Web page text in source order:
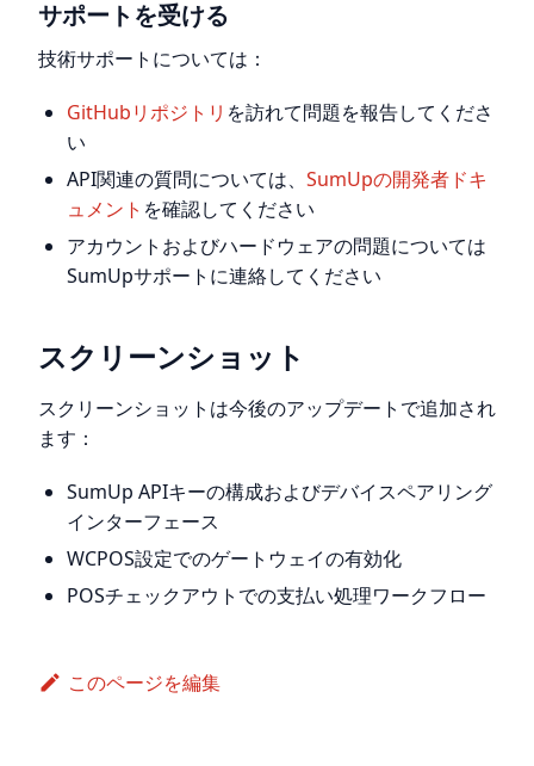
サポートを受ける
技術サポートについては：
GitHubリポジトリ を訪れて問題を報告してくださ
い
API関連の質問については、 SumUpの開発者ドキ
ュメント を確認してください
アカウントおよびハードウェアの問題については
SumUpサポートに連絡してください
スクリーンショット
スクリーンショットは今後のアップデートで追加され
ます：
SumUp APIキーの構成およびデバイスペアリング
インターフェース
WCPOS設定でのゲートウェイの有効化
POSチェックアウトでの支払い処理ワークフロー
このページを編集